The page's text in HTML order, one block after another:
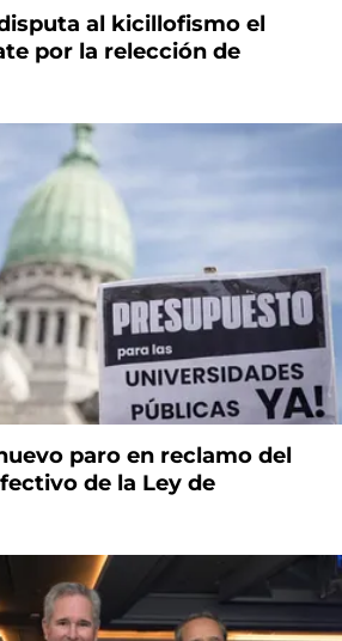
al kicillofismo el
por la relección de
paro en reclamo del
de la Ley de